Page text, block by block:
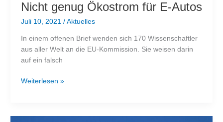
Nicht genug Ökostrom für E-Autos
Juli 10, 2021 / Aktuelles
In einem offenen Brief wenden sich 170 Wissenschaftler
aus aller Welt an die EU-Kommission. Sie weisen darin
auf ein falsch
Nicht
Weiterlesen »